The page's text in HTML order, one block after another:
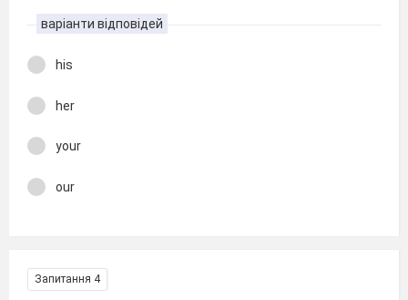
варіанти відповідей
his
her
your
our
Запитання 4